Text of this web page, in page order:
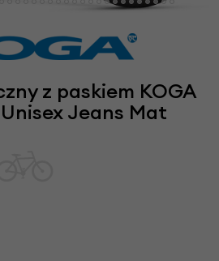
z paskiem KOGA
Jeans Mat